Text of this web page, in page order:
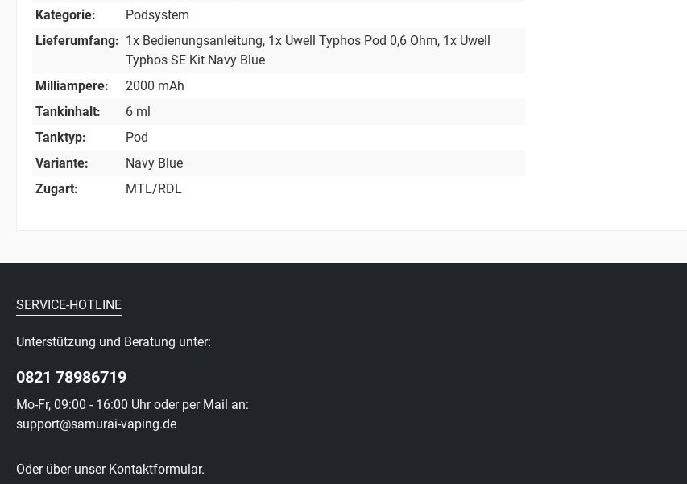
Kategorie:
Podsystem
Lieferumfang: 1x Bedienungsanleitung, 1x Uwell Typhos Pod 0,6 Ohm, 1x Uwell
Typhos SE Kit Navy Blue
Milliampere:
2000 mAh
Tankinhalt:
6 ml
Tanktyp:
Pod
Variante:
Navy Blue
Zugart:
MTL/RDL
SERVICE-HOTLINE
Unterstützung und Beratung unter:
0821 78986719
Mo-Fr, 09:00 - 16:00 Uhr oder per Mail an:
support@samurai-vaping.de
Oder über unser Kontaktformular.